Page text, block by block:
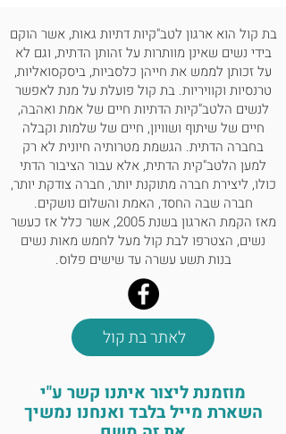
בת קול הוא ארגון לטב"קיות דתיות גאות, אשר הוקם
בידי נשים שאינן מוותרות על זהותן הדתית, וגם לא
על זכותן לממש את חייהן כלסביות, ביסקסואליות,
טרנסיות וקוויריות. בת קול פועלת על מנת לאפשר
לנשים הלטב"קיות הדתיות חיים של אמת ואהבה,
חיים של שיתוף ושוויון, חיים של שלמות וקבלה
בחברה הדתית. הגשמת מטרותיה חיונית לא רק
למען הלטב"קית הדתית, אלא עבור הציבור הדתי
כולו, ליצירת חברה מתוקנת יותר, חברה צודקת יותר,
חברה שבה החסד, האמת והשלום נושקים.
מאז הקמת הארגון בשנת 2005, אשר כלל אז כעשר
נשים, הצטרפו לבת קול מעל לחמש מאות נשים
בנות תשע עשרה עד שישים פלוס.
לאתר בת קול
מוזמנת ליצור איתנו קשר ע"י
השארת מייל בלבד ואנחנו נמשיך